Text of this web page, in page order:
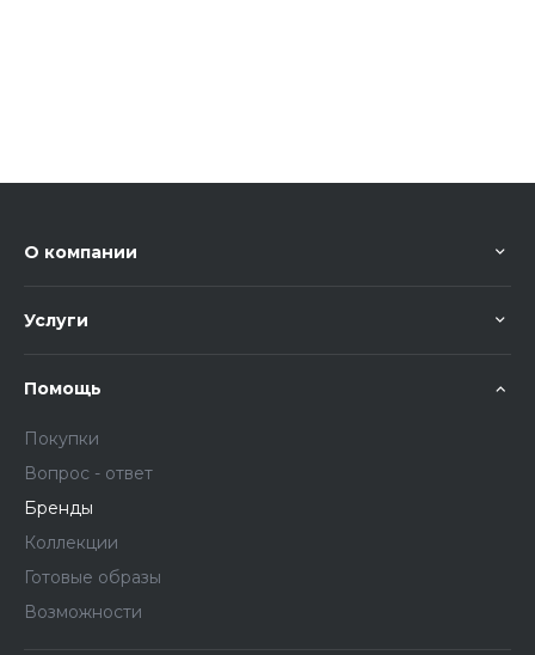
О компании
Услуги
Помощь
Покупки
Вопрос - ответ
Бренды
Коллекции
Готовые образы
Возможности